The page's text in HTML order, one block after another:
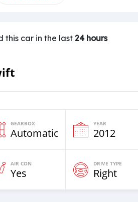
this car in the last 24 hours
GEARBOX
Automatic
YEAR
2012
AIR CON
Yes
DRIVE TYPE
Right